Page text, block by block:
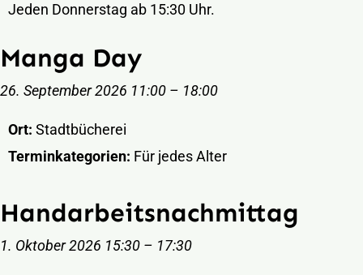
Jeden Donnerstag ab 15:30 Uhr.
Manga Day
26. September 2026 11:00 – 18:00
Ort: Stadtbücherei
Terminkategorien: Für jedes Alter
Handarbeitsnachmittag
1. Oktober 2026 15:30 – 17:30